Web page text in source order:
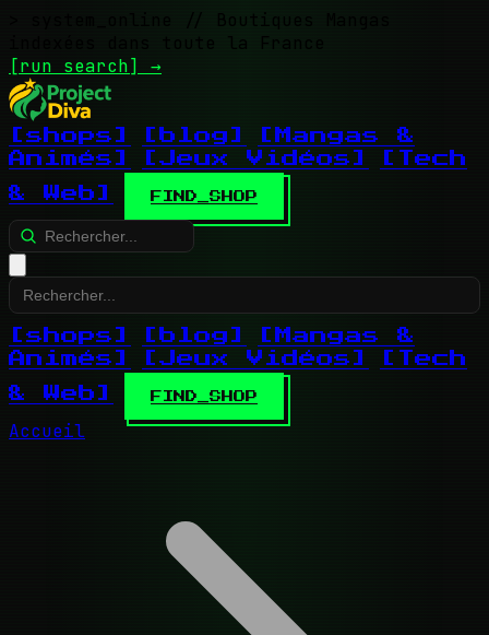
// Boutiques Mangas
indexées dans toute la France
[run search] →
[shops] [blog]
[Mangas &
Animés]
[Jeux Vidéos]
[Tech
& Web]
FIND_SHOP
[shops] [blog]
[Mangas &
Animés]
[Jeux Vidéos]
[Tech
& Web]
FIND_SHOP
Accueil